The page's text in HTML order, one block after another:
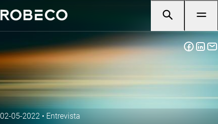
02-05-2022 • Entrevista